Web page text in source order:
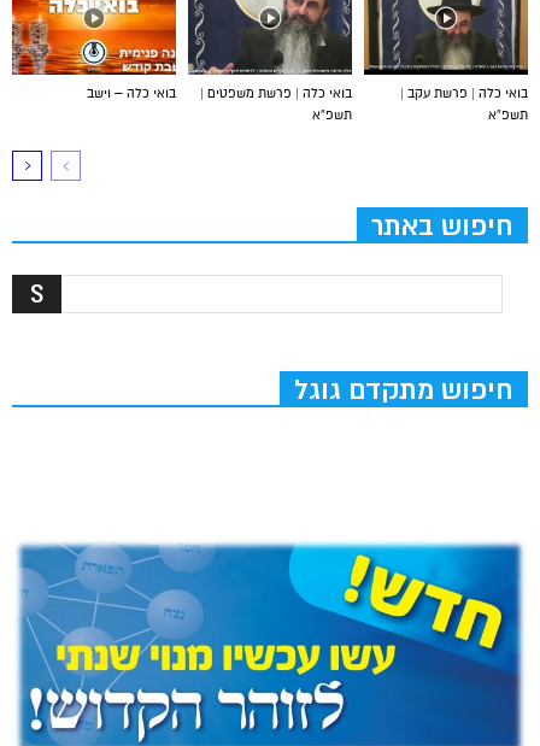
בואי כלה – וישב
בואי כלה | פרשת משפטים |
תשפ”א
בואי כלה | פרשת עקב |
תשפ”א
חיפוש באתר
חיפוש מתקדם גוגל